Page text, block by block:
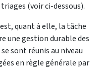
(voir ci-dessous).
quant à elle, la tâche
une gestion durable des
sont réunis au niveau
en règle générale par